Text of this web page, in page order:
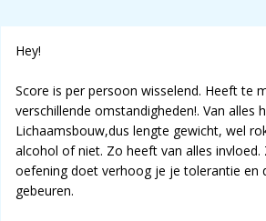
Hey!
Score is per persoon wisselend. Heeft te
verschillende omstandigheden!. Van alles
Lichaamsbouw,dus lengte gewicht, wel
alcohol of niet. Zo heeft van alles invloed.
oefening doet verhoog je je tolerantie en
gebeuren.